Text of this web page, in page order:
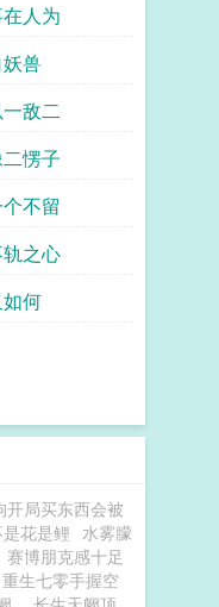
人为
兽
敌二
愣子
不留
之心
何
开局买东西会被
花是鲤 水雾朦
赛博朋克感十足
重生七零手握空